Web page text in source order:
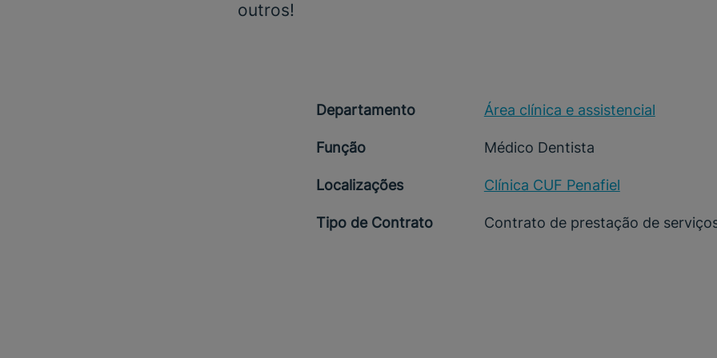
outros!
Departamento Área clínica e assistencial
Função Médico Dentista
Localizações Clínica CUF Penafiel
Tipo de Contrato Contrato de prestação de